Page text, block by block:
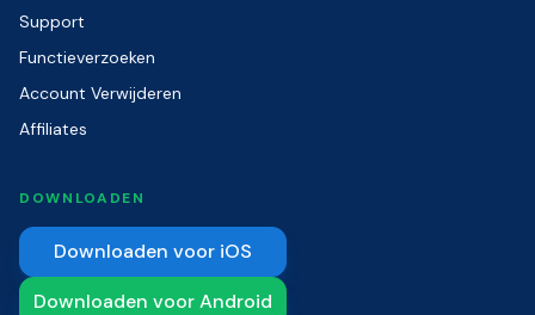
Support
Functieverzoeken
Account Verwijderen
Affiliates
DOWNLOADEN
Downloaden voor iOS
Downloaden voor Android